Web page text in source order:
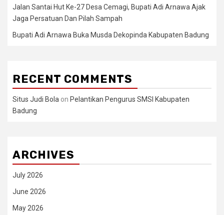
Jalan Santai Hut Ke-27 Desa Cemagi, Bupati Adi Arnawa Ajak
Jaga Persatuan Dan Pilah Sampah
Bupati Adi Arnawa Buka Musda Dekopinda Kabupaten Badung
RECENT COMMENTS
Situs Judi Bola on Pelantikan Pengurus SMSI Kabupaten
Badung
ARCHIVES
July 2026
June 2026
May 2026